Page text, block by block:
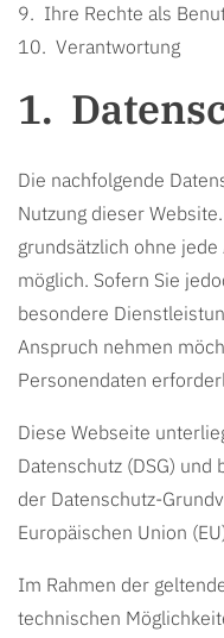
Ihre Rechte als
Verantwortung
Die nachfolgende
Nutzung dieser
grundsätzlich ohne
möglich. Sofern Sie
besondere
Anspruch nehmen
Personendaten
Diese Webseite
Datenschutz (DSG) und
der Datenschutz-
Europäischen Union
Im Rahmen der
technischen